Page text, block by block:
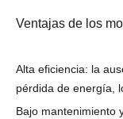
Ventajas de los
Alta eficiencia: la
pérdida de energía,
Bajo mantenimiento